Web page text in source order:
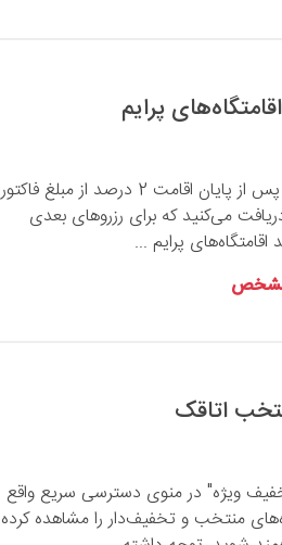
پرایم
با رزرو اقامتگاه‌های پرایم در سامانه اتاقک، پس از پایان اقامت 2 درصد از مبلغ فاکتور
می‌کنید که برای رزروهای بعدی
پرایم ...
ویژه" در منوی دسترسی سریع واقع
منتخب و تخفیف‌دار را مشاهده کرده